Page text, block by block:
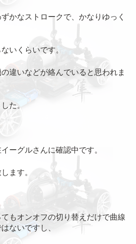
かなストロークで、かなりゆっく
いくらいです。
違いなどが絡んでいると思われま
た。
ーグルさんに確認中です。
ます。
もオンオフの切り替えだけで曲線
ないですし、